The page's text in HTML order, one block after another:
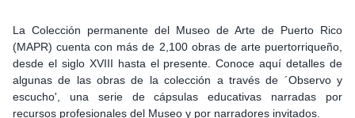
La Colección permanente del Museo de Arte de Puerto Rico
(MAPR) cuenta con más de 2,100 obras de arte puertorriqueño,
desde el siglo XVIII hasta el presente. Conoce aquí detalles de
algunas de las obras de la colección a través de ´Observo y
escucho', una serie de cápsulas educativas narradas por
recursos profesionales del Museo y por narradores invitados.